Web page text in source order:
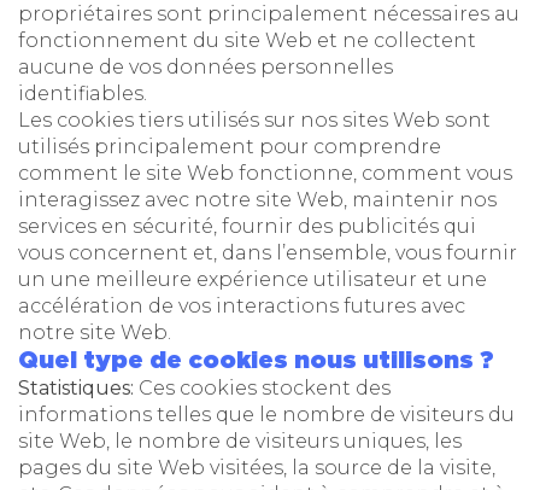
propriétaires sont principalement nécessaires au
fonctionnement du site Web et ne collectent
aucune de vos données personnelles
identifiables.
Les cookies tiers utilisés sur nos sites Web sont
utilisés principalement pour comprendre
comment le site Web fonctionne, comment vous
interagissez avec notre site Web, maintenir nos
services en sécurité, fournir des publicités qui
vous concernent et, dans l’ensemble, vous fournir
un une meilleure expérience utilisateur et une
accélération de vos interactions futures avec
notre site Web.
Quel type de cookies nous utilisons ?
Statistiques: Ces cookies stockent des
informations telles que le nombre de visiteurs du
site Web, le nombre de visiteurs uniques, les
pages du site Web visitées, la source de la visite,